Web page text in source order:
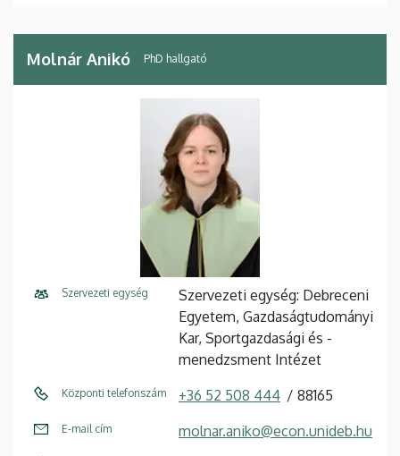
Molnár Anikó PhD hallgató
Szervezeti egység
Szervezeti egység: Debreceni
Egyetem, Gazdaságtudományi
Kar, Sportgazdasági és -
menedzsment Intézet
Központi telefonszám +36 52 508 444 88165
E-mail cím molnar.aniko@econ.unideb.hu